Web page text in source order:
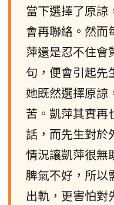
當下選擇了原諒
會再聯絡。然而
萍還是忍不住會
句，便會引起先
她既然選擇原諒
苦。凱萍其實再
話，而先生對於
情況讓凱萍很無
脾氣不好，所以
出軌，更害怕對